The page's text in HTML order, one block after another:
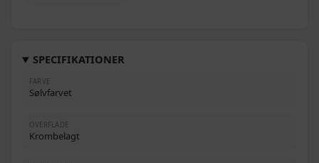
SPECIFIKATIONER
FARVE
Sølvfarvet
OVERFLADE
Krombelagt